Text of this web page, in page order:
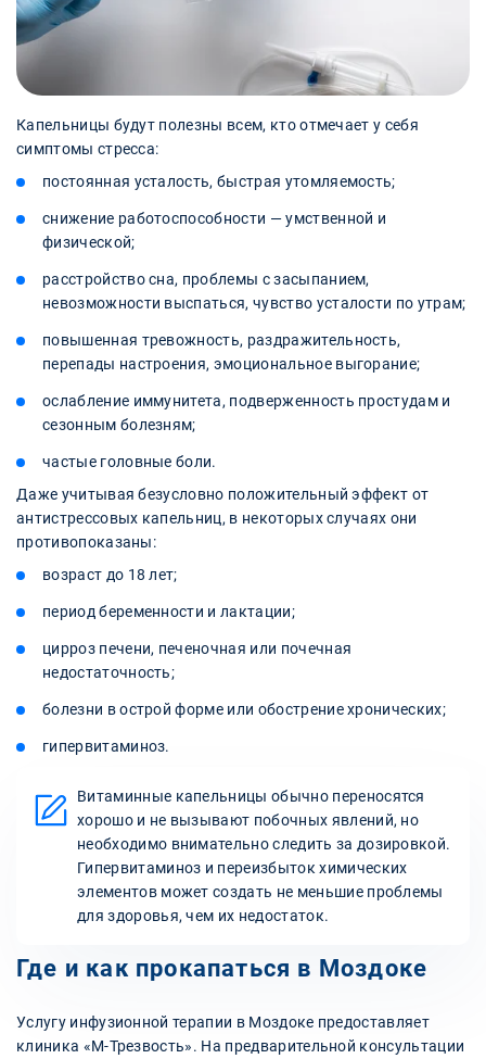
Капельницы будут полезны всем, кто отмечает у себя
симптомы стресса:
постоянная усталость, быстрая утомляемость;
снижение работоспособности — умственной и
физической;
расстройство сна, проблемы с засыпанием,
невозможности выспаться, чувство усталости по утрам;
повышенная тревожность, раздражительность,
перепады настроения, эмоциональное выгорание;
ослабление иммунитета, подверженность простудам и
сезонным болезням;
частые головные боли.
Даже учитывая безусловно положительный эффект от
антистрессовых капельниц, в некоторых случаях они
противопоказаны:
возраст до 18 лет;
период беременности и лактации;
цирроз печени, печеночная или почечная
недостаточность;
болезни в острой форме или обострение хронических;
гипервитаминоз.
Витаминные капельницы обычно переносятся
хорошо и не вызывают побочных явлений, но
необходимо внимательно следить за дозировкой.
Гипервитаминоз и переизбыток химических
элементов может создать не меньшие проблемы
для здоровья, чем их недостаток.
Где и как прокапаться в Моздоке
Услугу инфузионной терапии в Моздоке предоставляет
клиника «М-Трезвость». На предварительной консультации